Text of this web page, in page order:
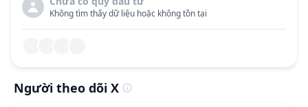
Không tìm thấy dữ liệu hoặc không tồn tại
Người theo dõi X